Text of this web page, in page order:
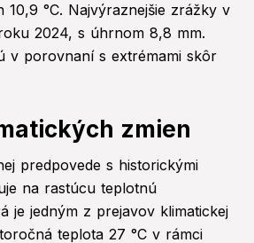
10,9 °C. Najvýraznejšie zrážky v
2024, s úhrnom 8,8 mm.
v porovnaní s extrémami skôr
zmien
predpovede s historickými
na rastúcu teplotnú
je jedným z prejavov klimatickej
teplota 27 °C v rámci